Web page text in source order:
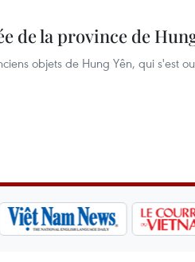
de la province de
objets de Hung Yên, qui s'est